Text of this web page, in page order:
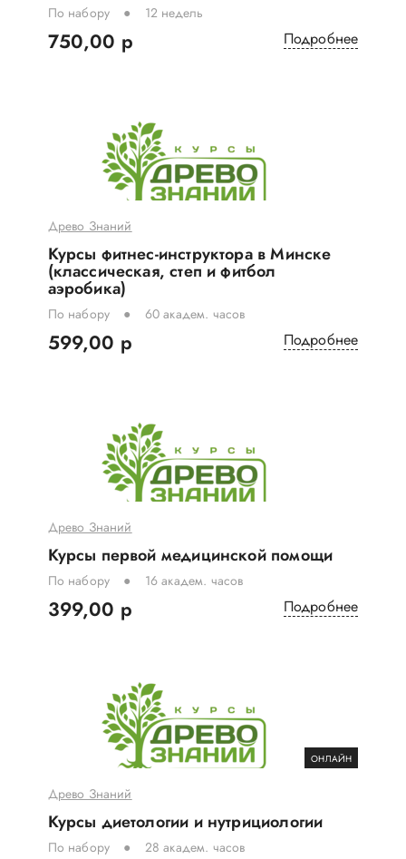
По набору 12 недель
750,00 р Подробнее
Древо Знаний
Курсы фитнес-инструктора в Минске
(классическая, степ и фитбол
аэробика)
По набору 60 академ. часов
599,00 р Подробнее
Древо Знаний
Курсы первой медицинской помощи
По набору 16 академ. часов
399,00 р Подробнее
ОНЛАЙН
Древо Знаний
Курсы диетологии и нутрициологии
По набору 28 академ. часов